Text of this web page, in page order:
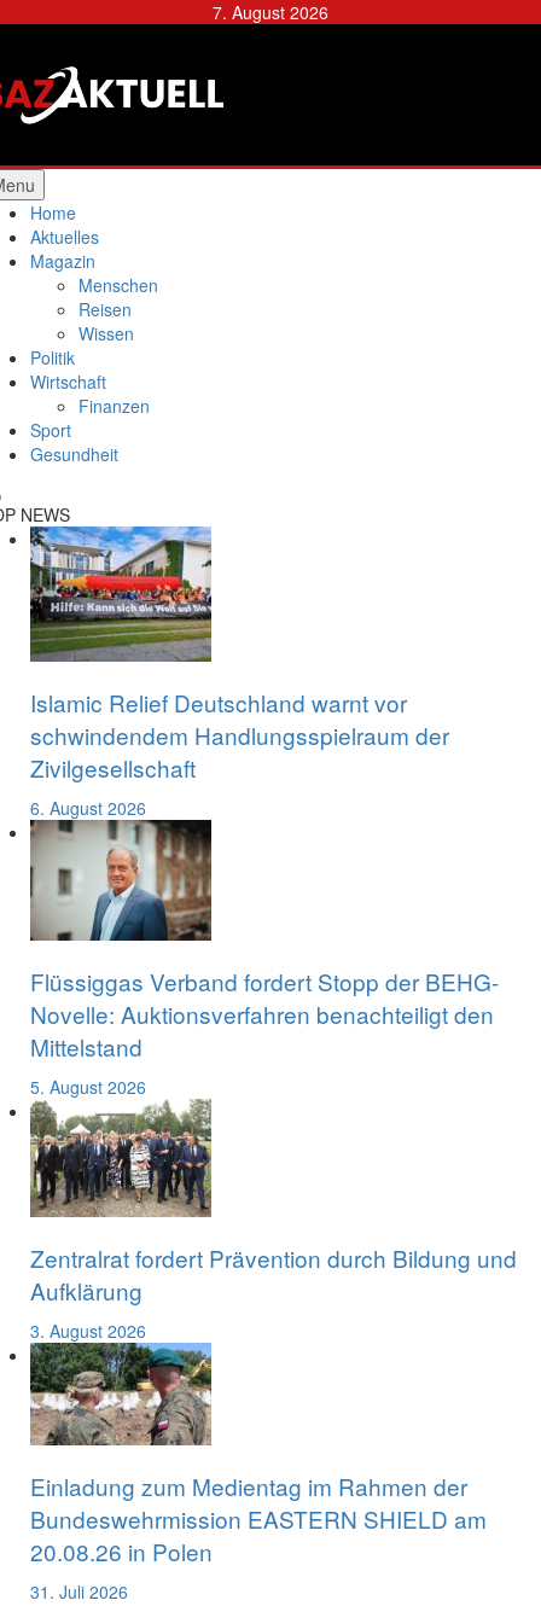
7. August 2026
Allgemeine
Home
Aktuelles
Magazin
Menschen
Reisen
Wissen
Politik
Wirtschaft
Finanzen
Sport
Gesundheit
NEWS
Islamic Relief Deutschland warnt vor
schwindendem Handlungsspielraum der
Zivilgesellschaft
6. August 2026
Flüssiggas Verband fordert Stopp der BEHG-
Novelle: Auktionsverfahren benachteiligt den
Mittelstand
5. August 2026
Zentralrat fordert Prävention durch Bildung und
Aufklärung
3. August 2026
Einladung zum Medientag im Rahmen der
Bundeswehrmission EASTERN SHIELD am
20.08.26 in Polen
31. Juli 2026